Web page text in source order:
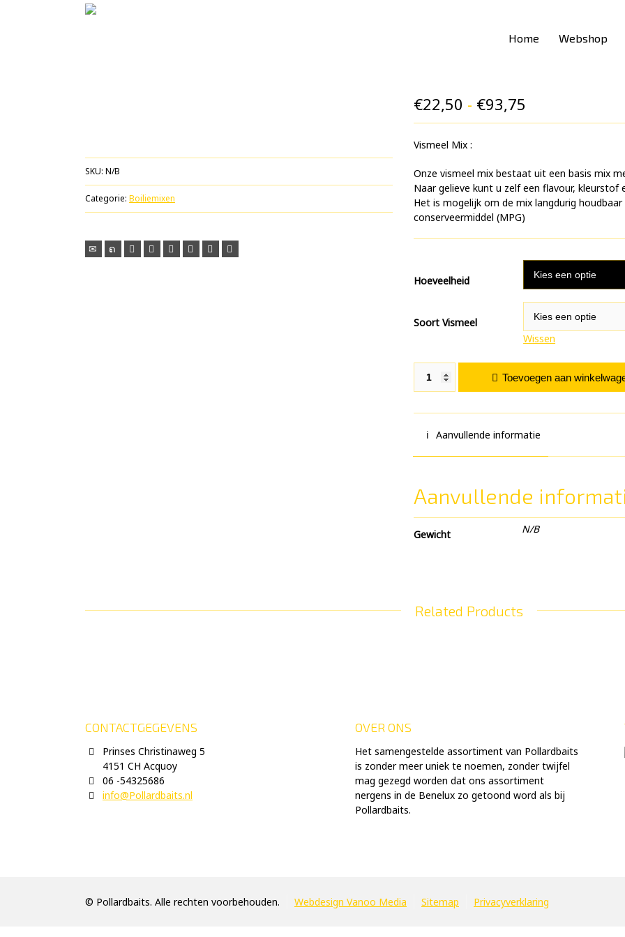
Home Webshop
SKU: N/B
Categorie: Boiliemixen
€22,50 - €93,75
€22,50
€93,75
Vismeel Mix :
Onze vismeel mix bestaat uit een basis mix
Naar gelieve kunt u zelf een flavour, kleurstof
Het is mogelijk om de mix langdurig
conserveermiddel (MPG)
Hoeveelheid
Soort Vismeel
Wissen
Vismeel Mix aantal Toevoegen aan
Aanvullende informatie
Aanvullende
Gewicht N/B
Related Products
CONTACTGEGEVENS
Prinses Christinaweg 5
4151 CH Acquoy
06 -54325686
info@Pollardbaits.nl
OVER ONS
Het samengestelde assortiment van Pollardbaits
is zonder meer uniek te noemen, zonder twijfel
mag gezegd worden dat ons assortiment
nergens in de Benelux zo getoond word als bij
Pollardbaits.
© Pollardbaits. Alle rechten voorbehouden. Webdesign Vanoo Media Sitemap Privacyverklaring